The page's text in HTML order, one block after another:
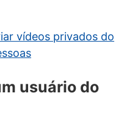
vídeos privados do
usuário do